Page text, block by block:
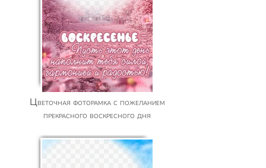
Цветочная фоторамка с пожеланием
прекрасного воскресного дня